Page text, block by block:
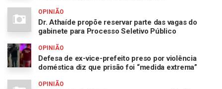
OPINIÃO
Dr. Athaíde propõe reservar parte das vagas do
gabinete para Processo Seletivo Público
OPINIÃO
Defesa de ex-vice-prefeito preso por violência
doméstica diz que prisão foi “medida extrema”
OPINIÃO